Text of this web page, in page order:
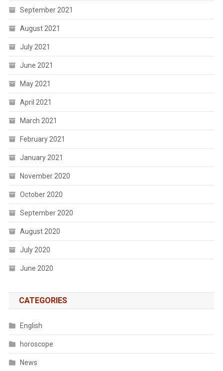
September 2021
August 2021
July 2021
June 2021
May 2021
April 2021
March 2021
February 2021
January 2021
November 2020
October 2020
September 2020
August 2020
July 2020
June 2020
CATEGORIES
English
horoscope
News